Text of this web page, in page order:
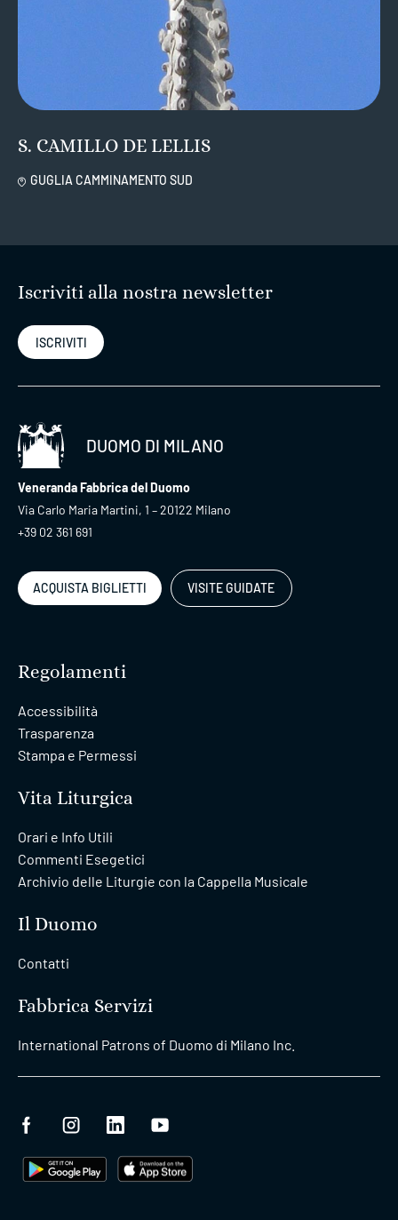
S. CAMILLO DE LELLIS
GUGLIA CAMMINAMENTO SUD
Iscriviti alla nostra newsletter
ISCRIVITI
DUOMO DI MILANO
Veneranda Fabbrica del Duomo
Via Carlo Maria Martini, 1 – 20122 Milano
+39 02 361 691
ACQUISTA BIGLIETTI VISITE GUIDATE
Regolamenti
Accessibilità
Trasparenza
Stampa e Permessi
Vita Liturgica
Orari e Info Utili
Commenti Esegetici
Archivio delle Liturgie con la Cappella Musicale
Il Duomo
Contatti
Fabbrica Servizi
International Patrons of Duomo di Milano Inc.